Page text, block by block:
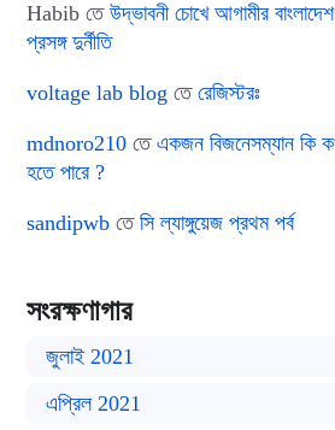
Habib তে উদ্ভাবনী চোখে আগামীর
প্রসঙ্গ দুর্নীতি
voltage lab blog তে রেজিস্টরঃ
mdnoro210 তে একজন বিজনেসম্যান কি
হতে পারে ?
sandipwb তে সি ল্যাঙ্গুয়েজ প্রথম পর্ব
সংরক্ষণাগার
জুলাই 2021
এপ্রিল 2021